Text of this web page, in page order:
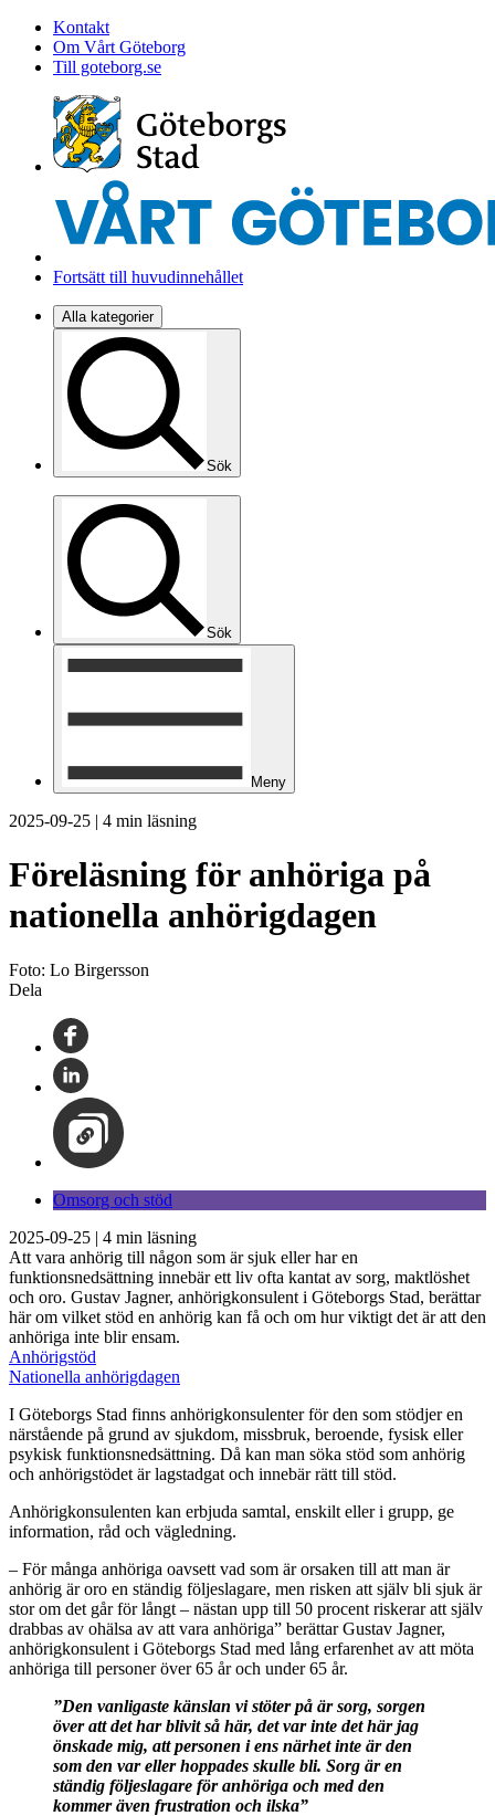
Kontakt
Om Vårt Göteborg
Till goteborg.se
Fortsätt till huvudinnehållet
Alla kategorier
Sök
Sök
Meny
2025-09-25 | 4 min läsning
Föreläsning för anhöriga på
nationella anhörigdagen
Foto: Lo Birgersson
Dela
Omsorg och stöd
2025-09-25 | 4 min läsning
Att vara anhörig till någon som är sjuk eller har en
funktionsnedsättning innebär ett liv ofta kantat av sorg, maktlöshet
och oro. Gustav Jagner, anhörigkonsulent i Göteborgs Stad, berättar
här om vilket stöd en anhörig kan få och om hur viktigt det är att den
anhöriga inte blir ensam.
Anhörigstöd
Nationella anhörigdagen
I Göteborgs Stad finns anhörigkonsulenter för den som stödjer en
närstående på grund av sjukdom, missbruk, beroende, fysisk eller
psykisk funktionsnedsättning. Då kan man söka stöd som anhörig
och anhörigstödet är lagstadgat och innebär rätt till stöd.
Anhörigkonsulenten kan erbjuda samtal, enskilt eller i grupp, ge
information, råd och vägledning.
– För många anhöriga oavsett vad som är orsaken till att man är
anhörig är oro en ständig följeslagare, men risken att själv bli sjuk är
stor om det går för långt – nästan upp till 50 procent riskerar att själv
drabbas av ohälsa av att vara anhöriga” berättar Gustav Jagner,
anhörigkonsulent i Göteborgs Stad med lång erfarenhet av att möta
anhöriga till personer över 65 år och under 65 år.
”Den vanligaste känslan vi stöter på är sorg, sorgen
över att det har blivit så här, det var inte det här jag
önskade mig, att personen i ens närhet inte är den
som den var eller hoppades skulle bli. Sorg är en
ständig följeslagare för anhöriga och med den
kommer även frustration och ilska”